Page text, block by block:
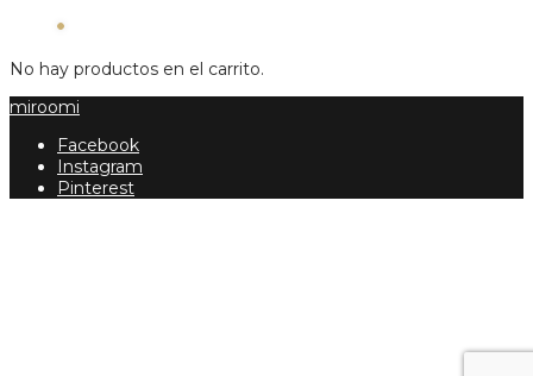
No hay productos en el carrito.
miroomi
Facebook
Instagram
Pinterest